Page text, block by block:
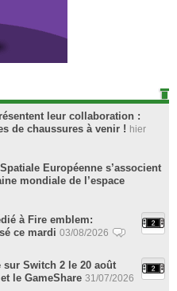
leur collaboration :
de chaussures à venir ! hier
Européenne s’associent
mondiale de l’espace
à Fire emblem:
ce mardi 03/08/2026
Switch 2 le 20 août
le GameShare 31/07/2026